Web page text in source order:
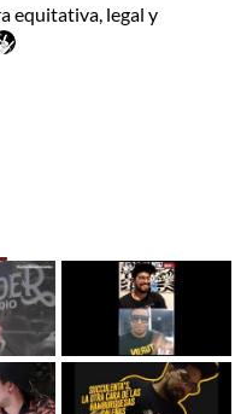
equitativa, legal y